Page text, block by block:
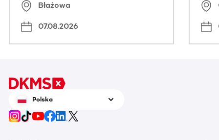
Błażowa
07.08.2026
Polska